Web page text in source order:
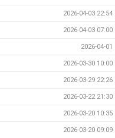
2026-04-03 22:54
2026-04-03 07:00
2026-04-01
2026-03-30 10:00
2026-03-29 22:26
2026-03-22 21:30
2026-03-20 10:35
2026-03-20 09:09